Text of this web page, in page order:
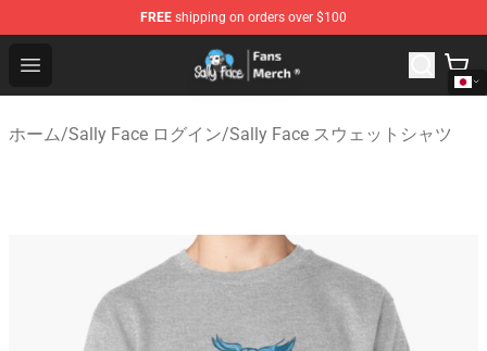
FREE shipping on orders over $100
Open menu
Sally Face Store - Official Sally Face Merchandise Shop
ホーム/Sally Face ログイン/Sally Face スウェットシャツ